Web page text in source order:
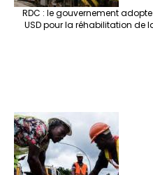
RDC : le gouvernement
USD pour la réhabilitation de